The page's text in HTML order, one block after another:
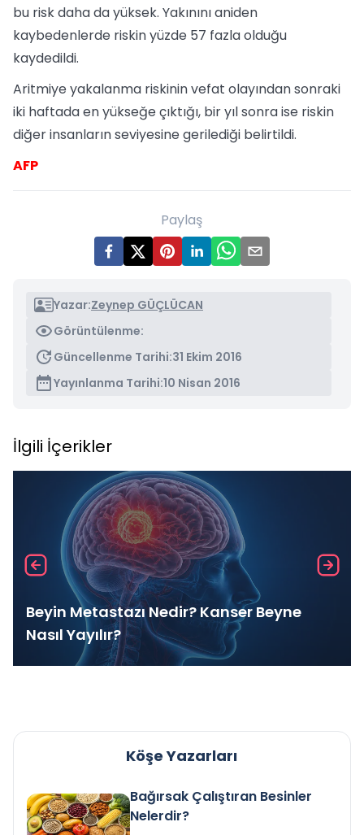
bu risk daha da yüksek. Yakınını aniden
kaybedenlerde riskin yüzde 57 fazla olduğu
kaydedildi.
Aritmiye yakalanma riskinin vefat olayından sonraki
iki haftada en yükseğe çıktığı, bir yıl sonra ise riskin
diğer insanların seviyesine gerilediği belirtildi.
AFP
Paylaş
Yazar:Zeynep GÜÇLÜCAN
Görüntülenme:
Güncellenme Tarihi:31 Ekim 2016
Yayınlanma Tarihi:10 Nisan 2016
İlgili İçerikler
Beyin Metastazı Nedir? Kanser Beyne
Nasıl Yayılır?
Köşe Yazarları
Bağırsak Çalıştıran Besinler
Nelerdir?